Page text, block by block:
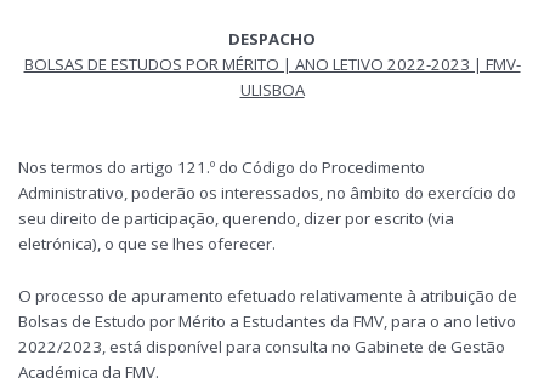
DESPACHO
BOLSAS DE ESTUDOS POR MÉRITO | ANO LETIVO 2022-2023 | FMV-
ULISBOA
Nos termos do artigo 121.º do Código do Procedimento
Administrativo, poderão os interessados, no âmbito do exercício do
seu direito de participação, querendo, dizer por escrito (via
eletrónica), o que se lhes oferecer.
O processo de apuramento efetuado relativamente à atribuição de
Bolsas de Estudo por Mérito a Estudantes da FMV, para o ano letivo
2022/2023, está disponível para consulta no Gabinete de Gestão
Académica da FMV.